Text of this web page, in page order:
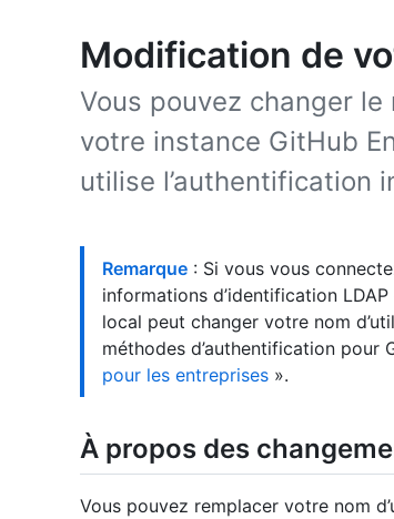
Modification de
Vous pouvez changer
votre instance GitHub
utilise l’authentification
Remarque : Si vous vous
informations d’identification
local peut changer votre nom
méthodes d’authentification pour
pour les entreprises ».
À propos des
Vous pouvez remplacer votre nom